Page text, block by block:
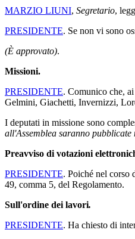
MARZIO LIUNI, Segretario,
PRESIDENTE. Se non vi sono
(È approvato).
Missioni.
PRESIDENTE. Comunico che,
Gelmini, Giachetti, Invernizzi,
I deputati in missione sono
all'Assemblea saranno pubblicate
Preavviso di votazioni
PRESIDENTE. Poiché nel corso
49, comma 5, del Regolamento.
Sull'ordine dei lavori.
PRESIDENTE. Ha chiesto di